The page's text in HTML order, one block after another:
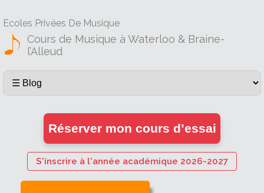
Ecoles Privées De Musique
Cours de Musique à Waterloo & Braine-
l’Alleud
Réserver mon cours d’essai
S'inscrire à l'année académique 2026-2027